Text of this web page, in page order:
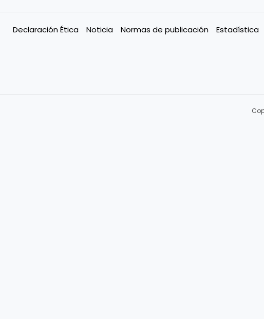
Declaración Ética Noticia Normas de publicación Estadística